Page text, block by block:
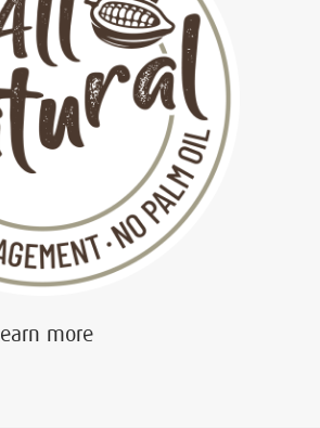
Learn more